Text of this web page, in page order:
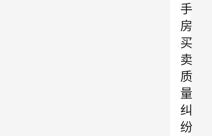
手
房
买
卖
质
量
纠
纷